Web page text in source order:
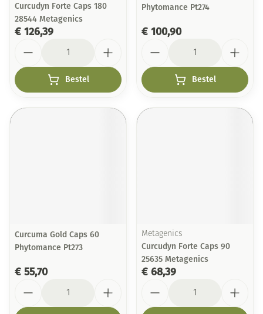
Curcudyn Forte Caps 180
28544 Metagenics
€ 126,39
Bestel
Phytomance Pt274
€ 100,90
Bestel
Curcuma Gold Caps 60
Phytomance Pt273
€ 55,70
Metagenics
Curcudyn Forte Caps 90
25635 Metagenics
€ 68,39